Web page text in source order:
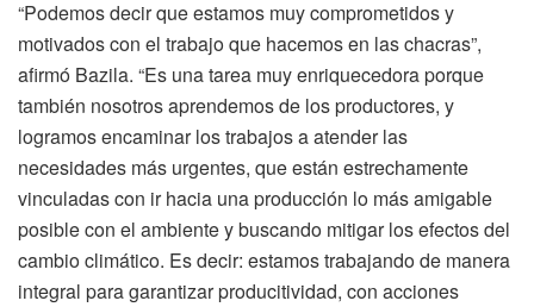
“Podemos decir que estamos muy comprometidos y
motivados con el trabajo que hacemos en las chacras”,
afirmó Bazila. “Es una tarea muy enriquecedora porque
también nosotros aprendemos de los productores, y
logramos encaminar los trabajos a atender las
necesidades más urgentes, que están estrechamente
vinculadas con ir hacia una producción lo más amigable
posible con el ambiente y buscando mitigar los efectos del
cambio climático. Es decir: estamos trabajando de manera
integral para garantizar producitividad, con acciones